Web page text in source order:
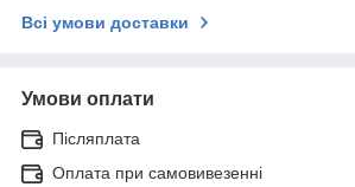
Всі умови доставки
Умови оплати
Післяплата
Оплата при самовивезенні